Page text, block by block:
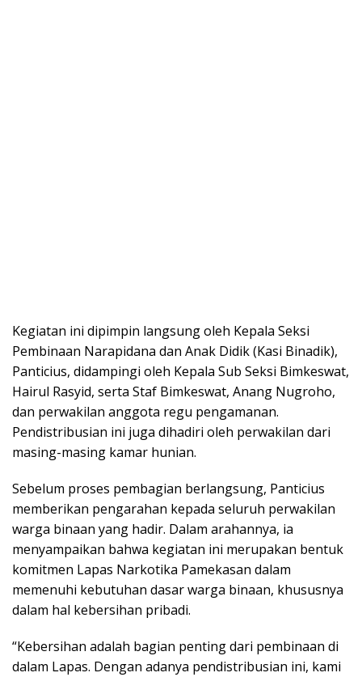
Kegiatan ini dipimpin langsung oleh Kepala Seksi
Pembinaan Narapidana dan Anak Didik (Kasi Binadik),
Panticius, didampingi oleh Kepala Sub Seksi Bimkeswat,
Hairul Rasyid, serta Staf Bimkeswat, Anang Nugroho,
dan perwakilan anggota regu pengamanan.
Pendistribusian ini juga dihadiri oleh perwakilan dari
masing-masing kamar hunian.
Sebelum proses pembagian berlangsung, Panticius
memberikan pengarahan kepada seluruh perwakilan
warga binaan yang hadir. Dalam arahannya, ia
menyampaikan bahwa kegiatan ini merupakan bentuk
komitmen Lapas Narkotika Pamekasan dalam
memenuhi kebutuhan dasar warga binaan, khususnya
dalam hal kebersihan pribadi.
“Kebersihan adalah bagian penting dari pembinaan di
dalam Lapas. Dengan adanya pendistribusian ini, kami